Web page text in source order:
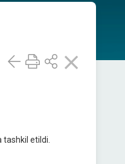
etildi.